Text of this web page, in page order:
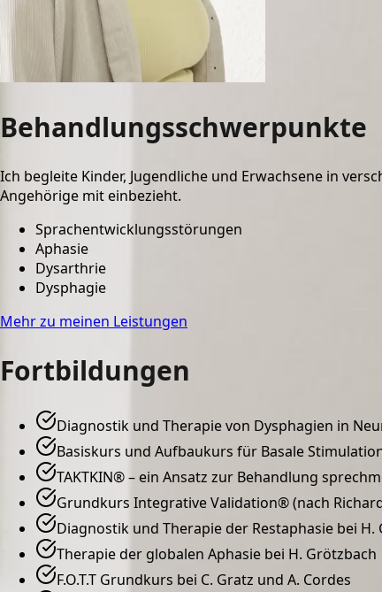
Behandlungsschwerpunkte
Ich begleite Kinder, Jugendliche und Erwachsene in
Angehörige mit einbezieht.
Sprachentwicklungsstörungen
Aphasie
Dysarthrie
Dysphagie
Mehr zu meinen Leistungen
Fortbildungen
Diagnostik und Therapie von Dysphagien in
Basiskurs und Aufbaukurs für Basale
TAKTKIN® – ein Ansatz zur Behandlung
Grundkurs Integrative Validation® (nach
Diagnostik und Therapie der Restaphasie bei H.
Therapie der globalen Aphasie bei H. Grötzbach
F.O.T.T Grundkurs bei C. Gratz und A. Cordes